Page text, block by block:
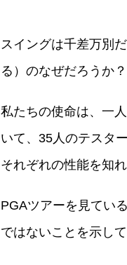
スイングは千差万別
る）のなぜだろうか？
私たちの使命は、一
いて、35人のテスタ
それぞれの性能を知
PGAツアーを見てい
ではないことを示して